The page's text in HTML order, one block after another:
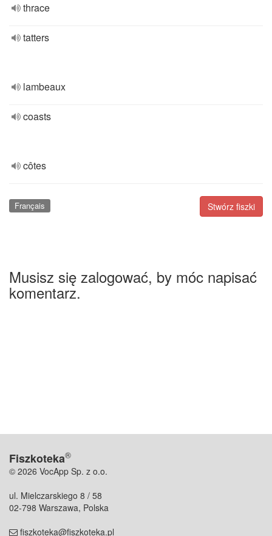
thrace
tatters
lambeaux
coasts
côtes
Stwórz fiszki
Français
Musisz się zalogować, by móc napisać
komentarz.
Fiszkoteka®
© 2026 VocApp Sp. z o.o.
ul. Mielczarskiego 8 / 58
02-798 Warszawa, Polska
fiszkoteka@fiszkoteka.pl